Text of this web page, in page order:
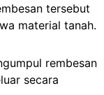
tersebut
material tanah.
rembesan
secara